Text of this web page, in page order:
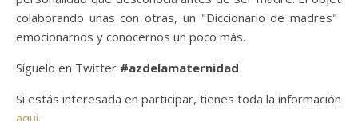
colaborando unas con otras, un "Diccionario de madres"
emocionarnos y conocernos un poco más.
Síguelo en Twitter #azdelamaternidad
Si estás interesada en participar, tienes toda la información a
aquí.